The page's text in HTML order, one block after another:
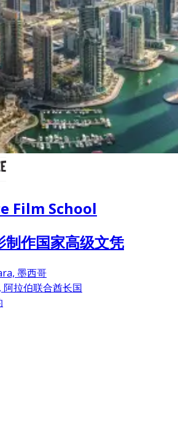
Film School
制作国家高级文凭
墨西哥
阿拉伯联合酋长国